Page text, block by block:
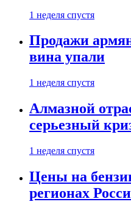
1 неделя спустя
Продажи
вина упали
1 неделя спустя
Алмазной
серьезный
1 неделя спустя
Цены на
регионах